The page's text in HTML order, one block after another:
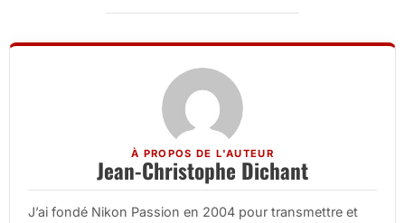
À PROPOS DE L'AUTEUR
Jean-Christophe Dichant
J’ai fondé Nikon Passion en 2004 pour transmettre et